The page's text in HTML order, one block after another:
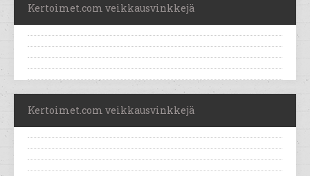
Kertoimet.com veikkausvinkkejä
Kertoimet.com veikkausvinkkejä